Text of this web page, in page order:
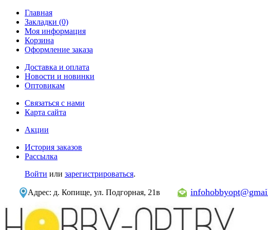
Главная
Закладки (0)
Моя информация
Корзина
Оформление заказа
Доставка и оплата
Новости и новинки
Оптовикам
Связаться с нами
Карта сайта
Акции
История заказов
Рассылка
Войти или зарегистрироваться.
Адрес: д. Копище, ул. Подгорная, 21в